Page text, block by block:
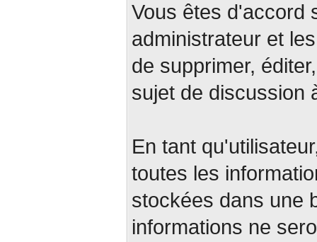
Vous êtes d'accord
administrateur et
de supprimer,
sujet de discussion
En tant
toutes les
stockées dans une
informations ne